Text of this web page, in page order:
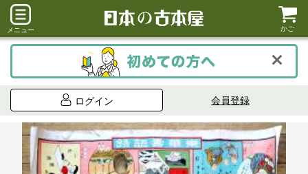
メニュー かご
ログイン 会員登録